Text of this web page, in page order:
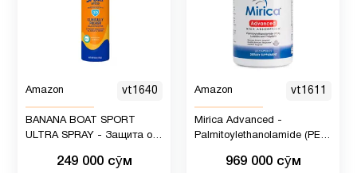
Amazon vt1640
BANANA BOAT SPORT
ULTRA SPRAY - Защита от
249 000 сӯм
Amazon vt1611
Mirica Advanced -
Palmitoylethanolamide (PEA)
Пальмитоилетаноламид
969 000 сӯм